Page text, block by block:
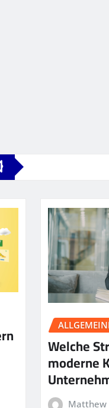
Welche
moderne
Matthew